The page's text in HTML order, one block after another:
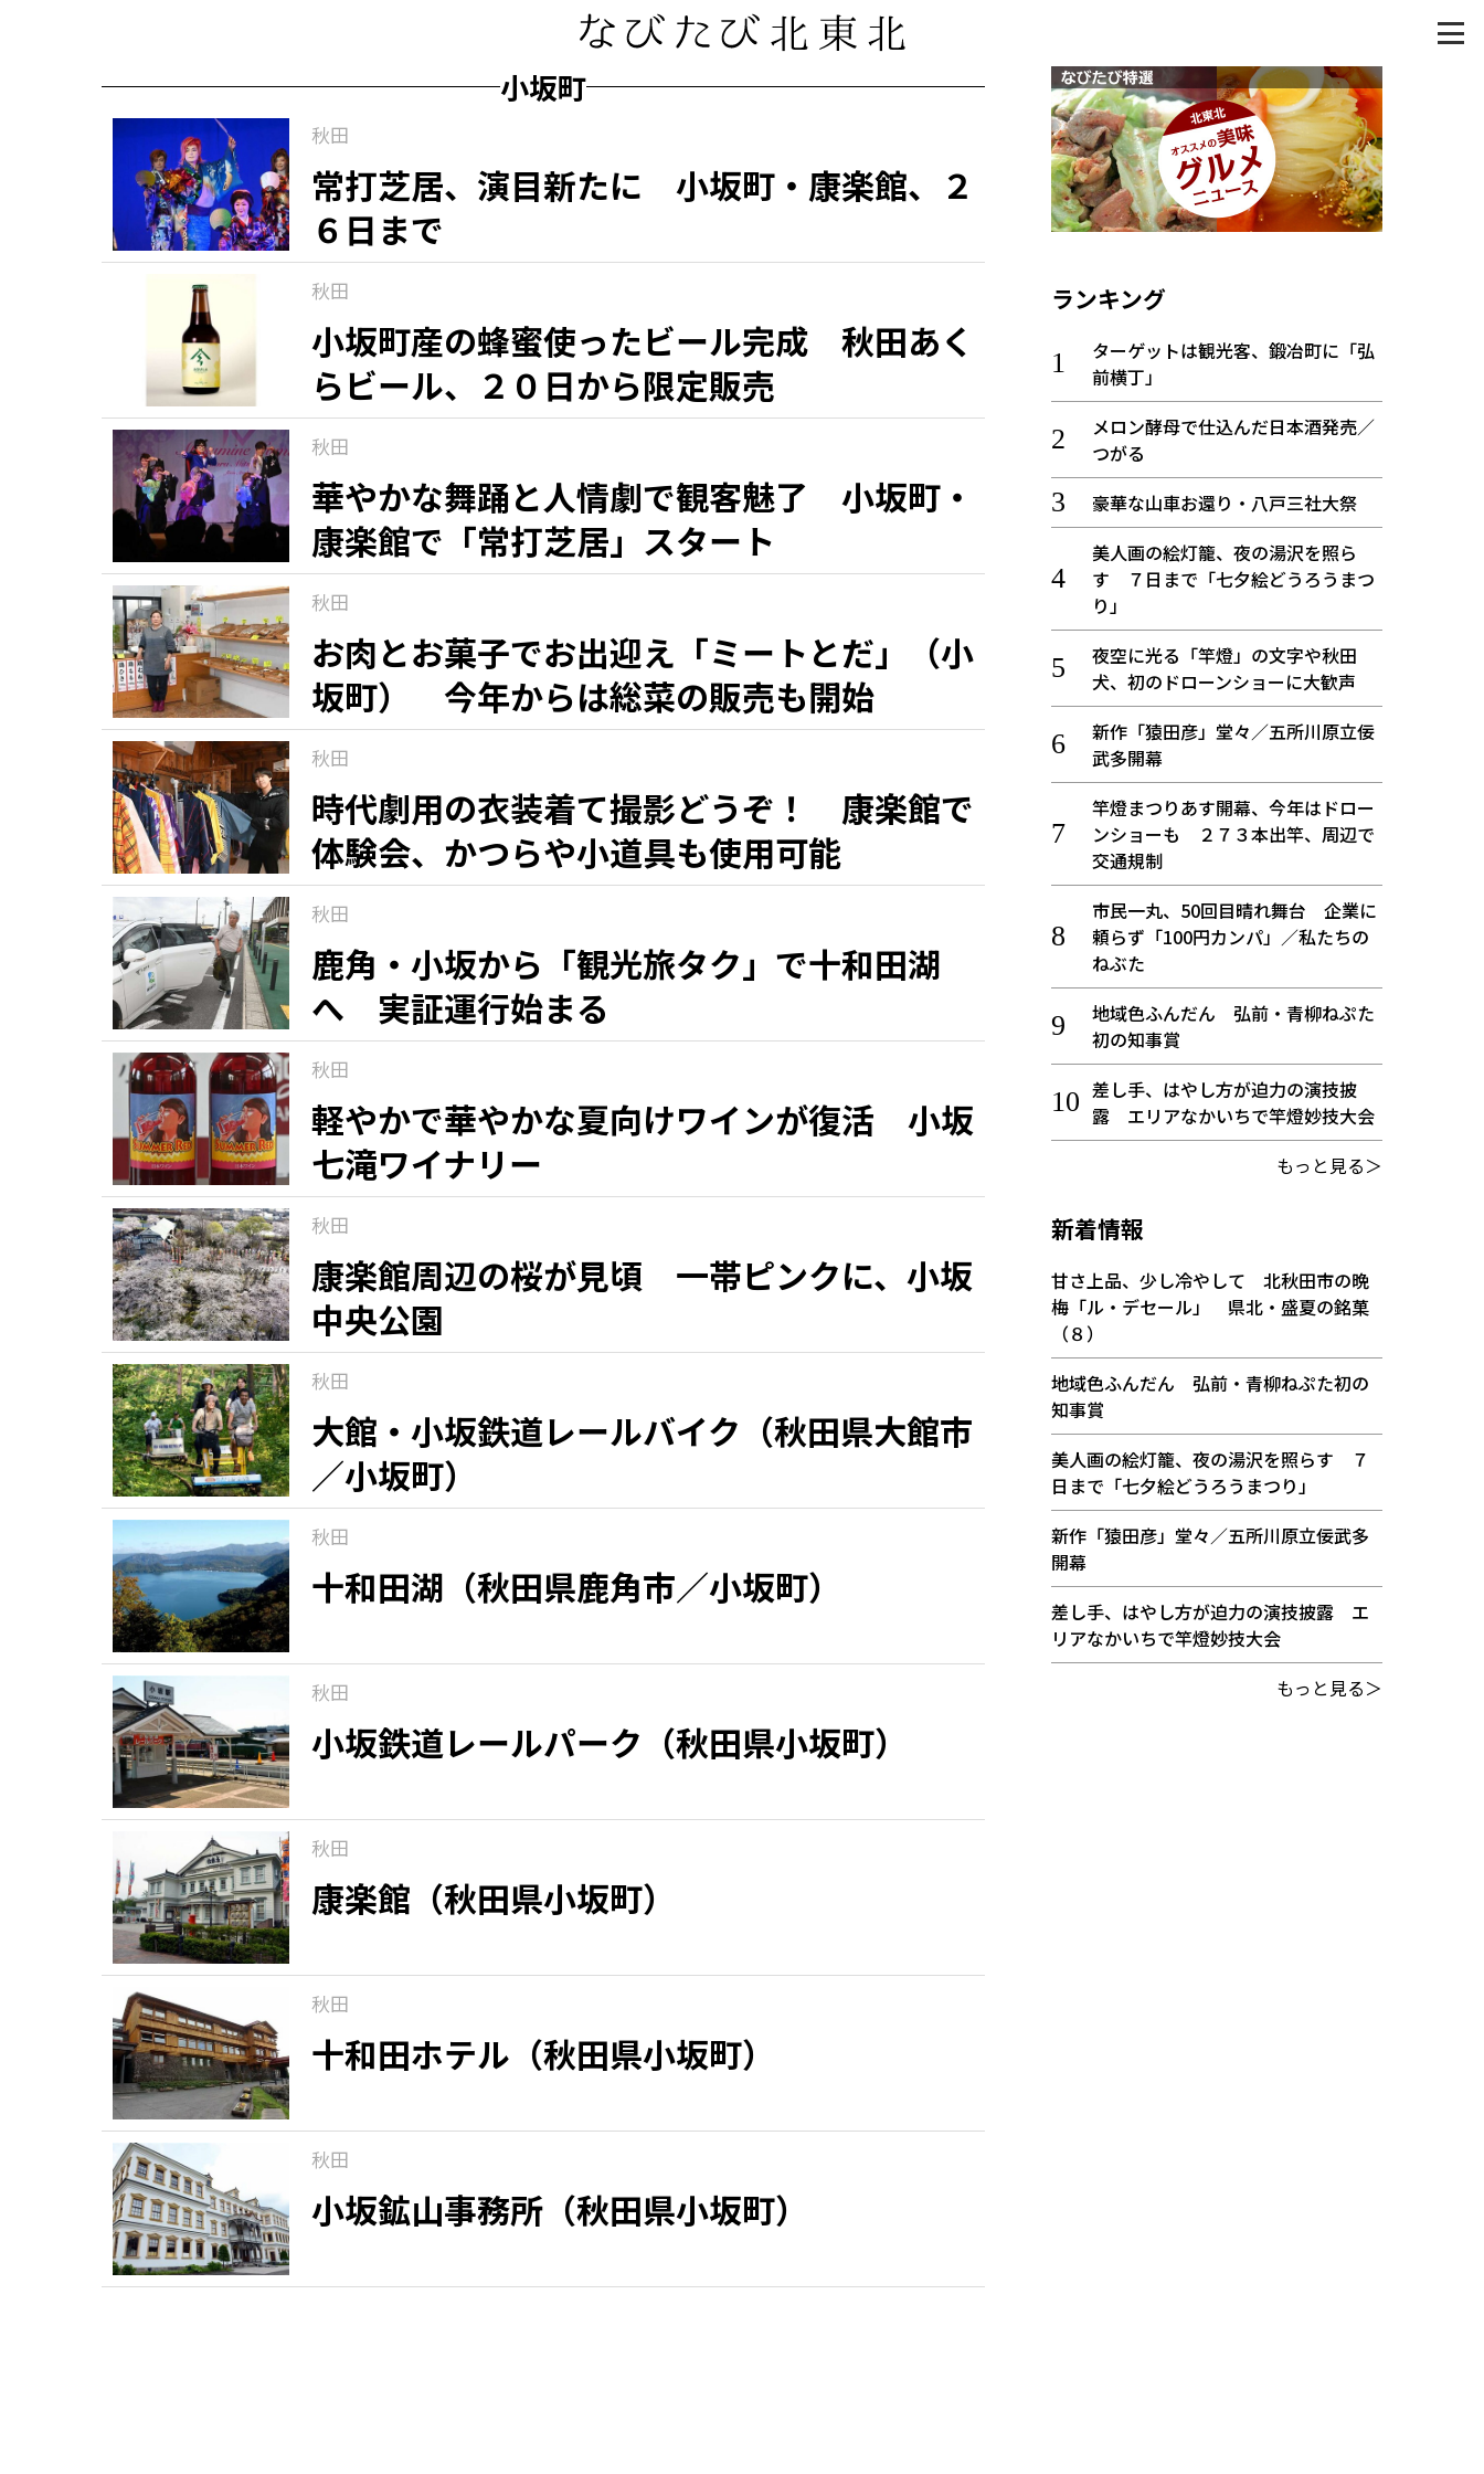
小坂町
秋田
常打芝居、演目新たに 小坂町・康楽館、２
６日まで
秋田
小坂町産の蜂蜜使ったビール完成 秋田あく
らビール、２０日から限定販売
秋田
華やかな舞踊と人情劇で観客魅了 小坂町・
康楽館で「常打芝居」スタート
秋田
お肉とお菓子でお出迎え「ミートとだ」（小
坂町） 今年からは総菜の販売も開始
秋田
時代劇用の衣装着て撮影どうぞ！ 康楽館で
体験会、かつらや小道具も使用可能
秋田
鹿角・小坂から「観光旅タク」で十和田湖
へ 実証運行始まる
秋田
軽やかで華やかな夏向けワインが復活 小坂
七滝ワイナリー
秋田
康楽館周辺の桜が見頃 一帯ピンクに、小坂
中央公園
秋田
大館・小坂鉄道レールバイク（秋田県大館市
／小坂町）
秋田
十和田湖（秋田県鹿角市／小坂町）
秋田
小坂鉄道レールパーク（秋田県小坂町）
秋田
康楽館（秋田県小坂町）
秋田
十和田ホテル（秋田県小坂町）
秋田
小坂鉱山事務所（秋田県小坂町）
ランキング
ターゲットは観光客、鍛冶町に「弘
前横丁」
メロン酵母で仕込んだ日本酒発売／
つがる
豪華な山車お還り・八戸三社大祭
美人画の絵灯籠、夜の湯沢を照ら
す ７日まで「七夕絵どうろうまつ
り」
夜空に光る「竿燈」の文字や秋田
犬、初のドローンショーに大歓声
新作「猿田彦」堂々／五所川原立佞
武多開幕
竿燈まつりあす開幕、今年はドロー
ンショーも ２７３本出竿、周辺で
交通規制
市民一丸、50回目晴れ舞台 企業に
頼らず「100円カンパ」／私たちの
ねぶた
地域色ふんだん 弘前・青柳ねぷた
初の知事賞
差し手、はやし方が迫力の演技披
露 エリアなかいちで竿燈妙技大会
もっと見る＞
新着情報
甘さ上品、少し冷やして 北秋田市の晩
梅「ル・デセール」 県北・盛夏の銘菓
（８）
地域色ふんだん 弘前・青柳ねぷた初の
知事賞
美人画の絵灯籠、夜の湯沢を照らす ７
日まで「七夕絵どうろうまつり」
新作「猿田彦」堂々／五所川原立佞武多
開幕
差し手、はやし方が迫力の演技披露 エ
リアなかいちで竿燈妙技大会
もっと見る＞
パワースポット
まつり・イベント
おみやげ・特産
道の駅・産直
アウトドア・レジャー
ご当地グルメ